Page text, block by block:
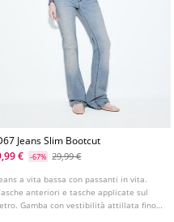
Jeans Slim Bootcut
€
-67% 29,99 €
a vita bassa con passanti in vita.
anteriori e tasche applicate sul
Gamba con vestibilità attillata fino